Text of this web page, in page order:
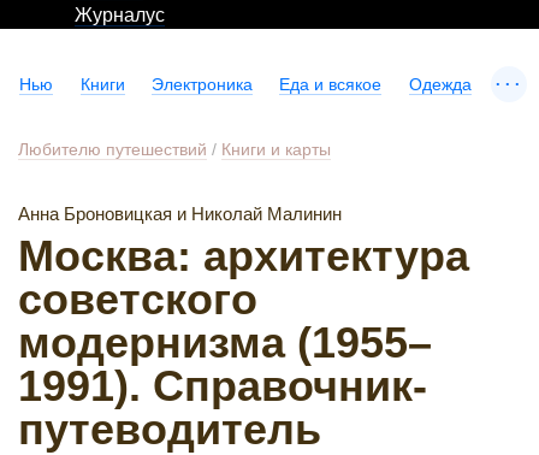
Журналус
Нью Книги Электроника Еда и всякое Одежда ...
Любителю путешествий / Книги и карты
Анна Броновицкая и Николай Малинин
Москва: архитектура
советского
модернизма (1955–
1991). Справочник-
путеводитель